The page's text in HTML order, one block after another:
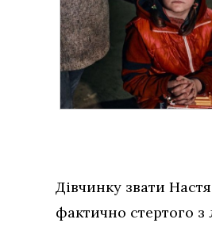
Дівчинку звати
фактично стертого з